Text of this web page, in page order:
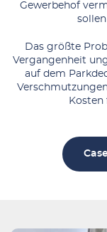
Gewerbehof
Das größte
Vergangenheit
auf dem
Kosten